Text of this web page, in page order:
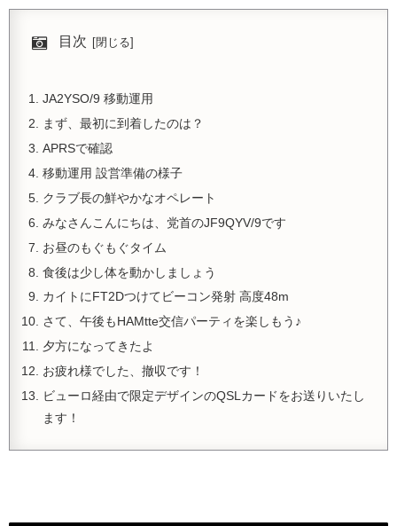
目次
JA2YSO/9 移動運用
まず、最初に到着したのは？
APRSで確認
移動運用 設営準備の様子
クラブ長の鮮やかなオペレート
みなさんこんにちは、党首のJF9QYV/9です
お昼のもぐもぐタイム
食後は少し体を動かしましょう
カイトにFT2Dつけてビーコン発射 高度48m
さて、午後もHAMtte交信パーティを楽しもう♪
夕方になってきたよ
お疲れ様でした、撤収です！
ビューロ経由で限定デザインのQSLカードをお送りいたし
ます！